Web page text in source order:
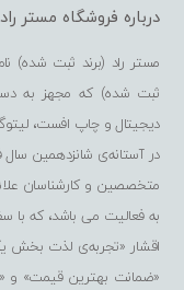
درباره فروشگاه مستر راد
مستر راد (برند ثبت شده)
ثبت شده) که مجهز به
دیجیتال و چاپ افست،
در آستانه‌ی شانزدهمین سال
متخصصین و کارشناسان
به فعالیت می باشد، که با
اقشار «تجربه‌ی لذت‌ بخش
«ضمانت بهترین قیمت» و